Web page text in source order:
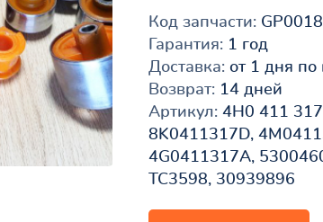
Код запчасти:
Гарантия: 1 год
Доставка: от 1 дня по
Возврат: 14 дней
Артикул: 4H0 411
8K0411317D,
4G0411317A,
TC3598, 30939896